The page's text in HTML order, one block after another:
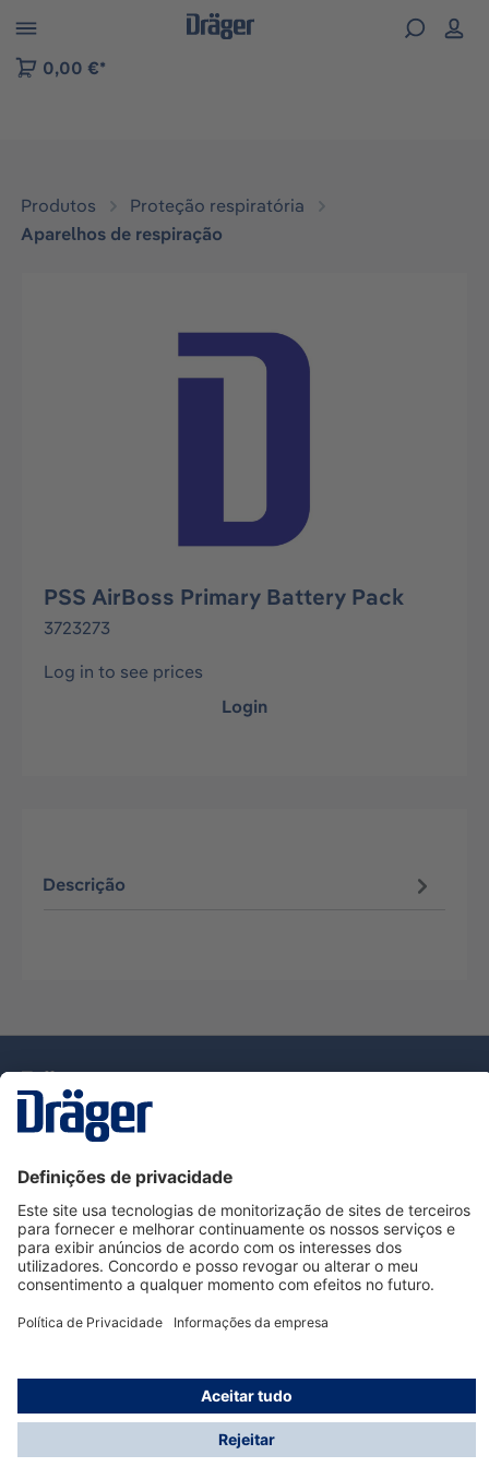
to B2B platform navigation
0,00 €*
Produtos
Proteção respiratória
Aparelhos de respiração
Ignorar galeria de imagens
PSS AirBoss Primary Battery Pack
3723273
Log in to see prices
Login
Descrição
Serviço de Apoio ao Cliente Dräger
Utilização da loja
Informações
© Dräger Portugal, Lda, 2024
* Todos os preços excl. IVA mais
possíveis taxas de entrega, se não for indicado o